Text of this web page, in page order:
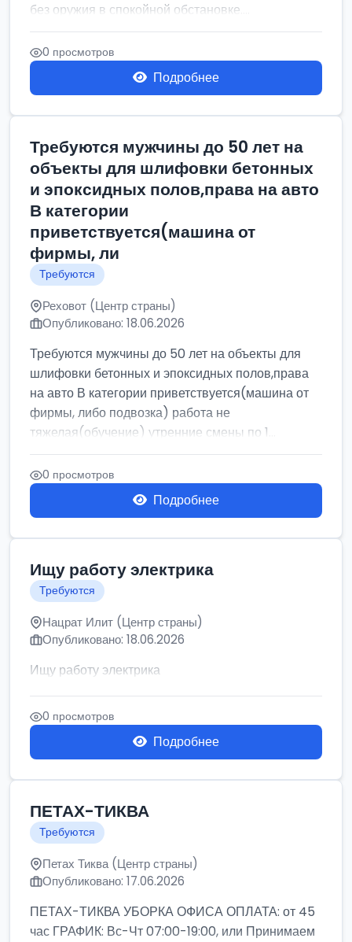
без оружия в спокойной обстановке....
0 просмотров
Подробнее
Требуются мужчины до 50 лет на
объекты для шлифовки бетонных
и эпоксидных полов,права на авто
В категории
приветствуется(машина от
фирмы, ли
Требуются
Реховот (Центр страны)
Опубликовано: 18.06.2026
Требуются мужчины до 50 лет на объекты для
шлифовки бетонных и эпоксидных полов,права
на авто В категории приветствуется(машина от
фирмы, либо подвозка) работа не
тяжелая(обучение) утренние смены по 1...
0 просмотров
Подробнее
Ищу работу электрика
Требуются
Нацрат Илит (Центр страны)
Опубликовано: 18.06.2026
Ищу работу электрика
0 просмотров
Подробнее
ПЕТАХ-ТИКВА
Требуются
Петах Тиква (Центр страны)
Опубликовано: 17.06.2026
ПЕТАХ-ТИКВА УБОРКА ОФИСА ОПЛАТА: от 45
час ГРАФИК: Вс-Чт 07:00-19:00, или Принимаем